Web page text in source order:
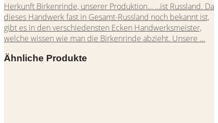
Herkunft Birkenrinde, unserer Produktion… …ist Russland. Da
dieses Handwerk fast in Gesamt-Russland noch bekannt ist,
gibt es in den verschiedensten Ecken Handwerksmeister,
welche wissen wie man die Birkenrinde abzieht. Unsere ...
Ähnliche Produkte